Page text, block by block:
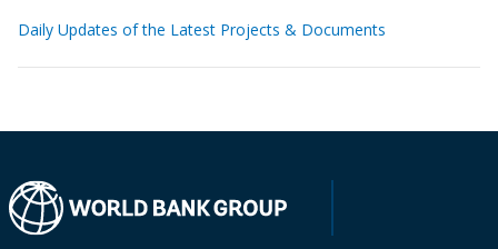
Daily Updates of the Latest Projects & Documents